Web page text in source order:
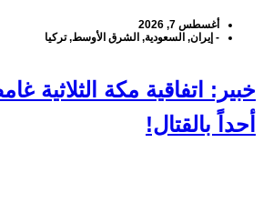
أغسطس 7, 2026
- إيران, السعودية, الشرق الأوسط,تركيا
خبير: اتفاقية مكة الثلاثية
أحداً بالقتال!